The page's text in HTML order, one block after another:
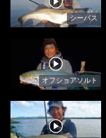
シーバス
オフショアソルト